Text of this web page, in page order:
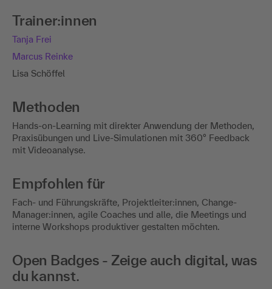
Trainer:innen
Tanja Frei
Marcus Reinke
Lisa Schöffel
Methoden
Hands-on-Learning mit direkter Anwendung der Methoden,
Praxisübungen und Live-Simulationen mit 360° Feedback
mit Videoanalyse.
Empfohlen für
Fach- und Führungskräfte, Projektleiter:innen, Change-
Manager:innen, agile Coaches und alle, die Meetings und
interne Workshops produktiver gestalten möchten.
Open Badges - Zeige auch digital, was
du kannst.